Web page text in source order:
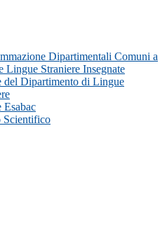
Dipartimentali Comuni a
Lingue Straniere Insegnate
del Dipartimento di Lingue
Scientifico